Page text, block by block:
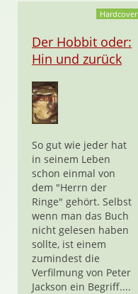
Hardcover
Der Hobbit oder:
Hin und zurück
So gut wie jeder hat
in seinem Leben
schon einmal von
dem "Herrn der
Ringe" gehört. Selbst
wenn man das Buch
nicht gelesen haben
sollte, ist einem
zumindest die
Verfilmung von Peter
Jackson ein Begriff....